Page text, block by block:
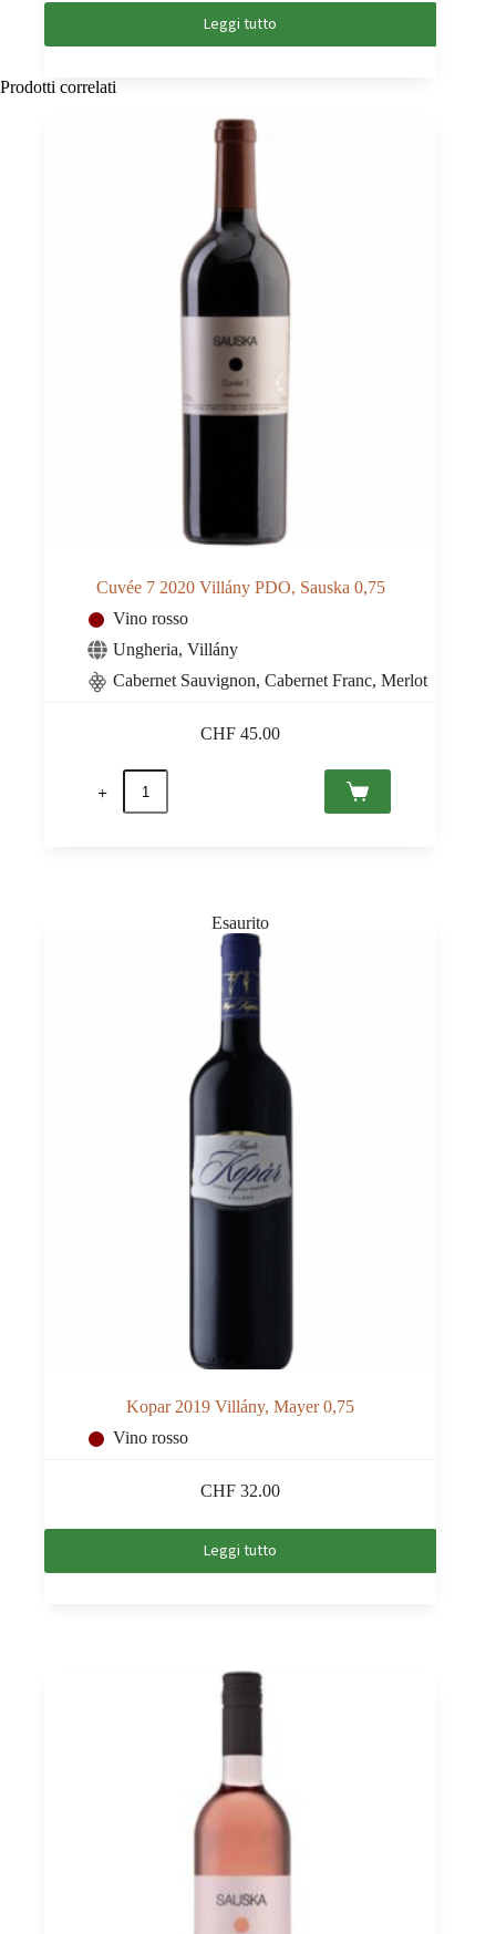
Leggi tutto
Prodotti correlati
Cuvée 7 2020 Villány PDO, Sauska 0,75
Vino rosso
Ungheria, Villány
Cabernet Sauvignon, Cabernet Franc, Merlot
CHF 45.00
Cuvée
2020
Kopar 2019 Villány, Mayer 0,75
Vino rosso
CHF 32.00
Leggi tutto